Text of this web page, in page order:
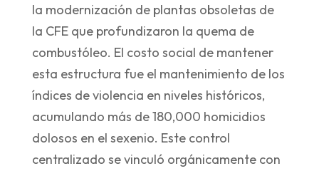
la modernización de plantas obsoletas de
la CFE que profundizaron la quema de
combustóleo. El costo social de mantener
esta estructura fue el mantenimiento de los
índices de violencia en niveles históricos,
acumulando más de 180,000 homicidios
dolosos en el sexenio. Este control
centralizado se vinculó orgánicamente con